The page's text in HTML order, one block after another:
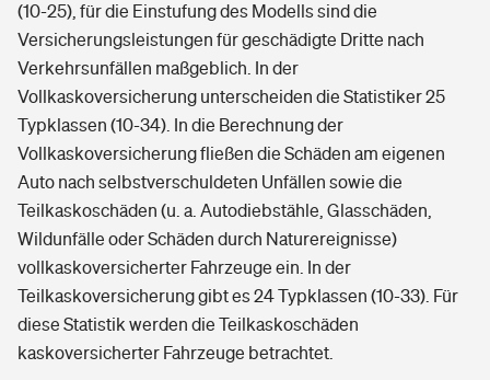
(10-25), für die Einstufung des Modells sind die
Versicherungsleistungen für geschädigte Dritte nach
Verkehrsunfällen maßgeblich. In der
Vollkaskoversicherung unterscheiden die Statistiker 25
Typklassen (10-34). In die Berechnung der
Vollkaskoversicherung fließen die Schäden am eigenen
Auto nach selbstverschuldeten Unfällen sowie die
Teilkaskoschäden (u. a. Autodiebstähle, Glasschäden,
Wildunfälle oder Schäden durch Naturereignisse)
vollkaskoversicherter Fahrzeuge ein. In der
Teilkaskoversicherung gibt es 24 Typklassen (10-33). Für
diese Statistik werden die Teilkaskoschäden
kaskoversicherter Fahrzeuge betrachtet.